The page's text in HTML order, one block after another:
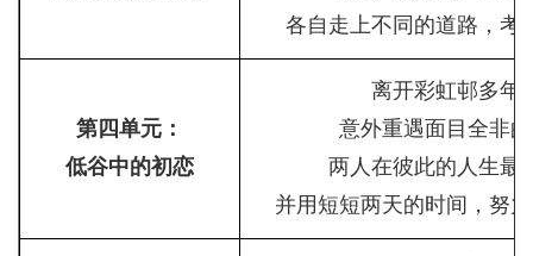
各自走上不同的道路，考
第四单元：
低谷中的初恋
离开彩虹邨多年
意外重遇面目全非
两人在彼此的人生最
并用短短两天的时间，努